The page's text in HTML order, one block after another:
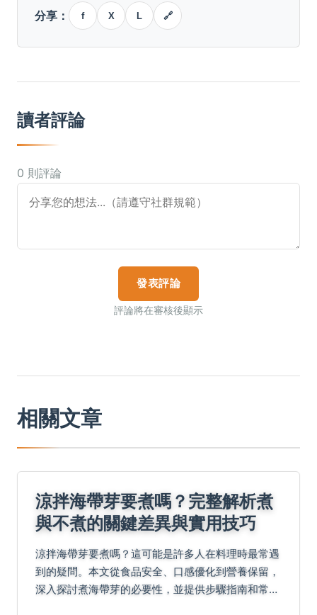
分享： f X L 🔗
讀者評論
0 則評論
發表評論
評論將在審核後顯示
相關文章
涼拌海帶芽要煮嗎？完整解析煮
與不煮的關鍵差異與實用技巧
涼拌海帶芽要煮嗎？這可能是許多人在料理時最常遇
到的疑問。本文從食品安全、口感優化到營養保留，
深入探討煮海帶芽的必要性，並提供步驟指南和常見